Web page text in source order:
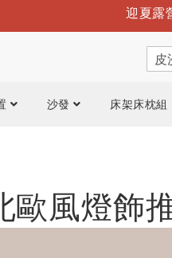
年度
迎夏露
搜
沙發 床架床枕組
歐風燈飾